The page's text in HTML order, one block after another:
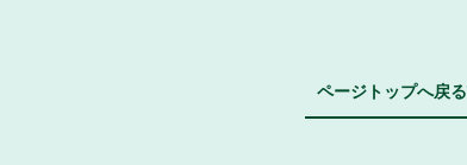
ページトップへ戻る